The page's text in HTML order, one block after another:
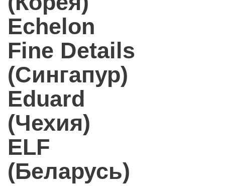
Echelon
Fine Details
(Сингапур)
Eduard
(Чехия)
ELF
(Беларусь)